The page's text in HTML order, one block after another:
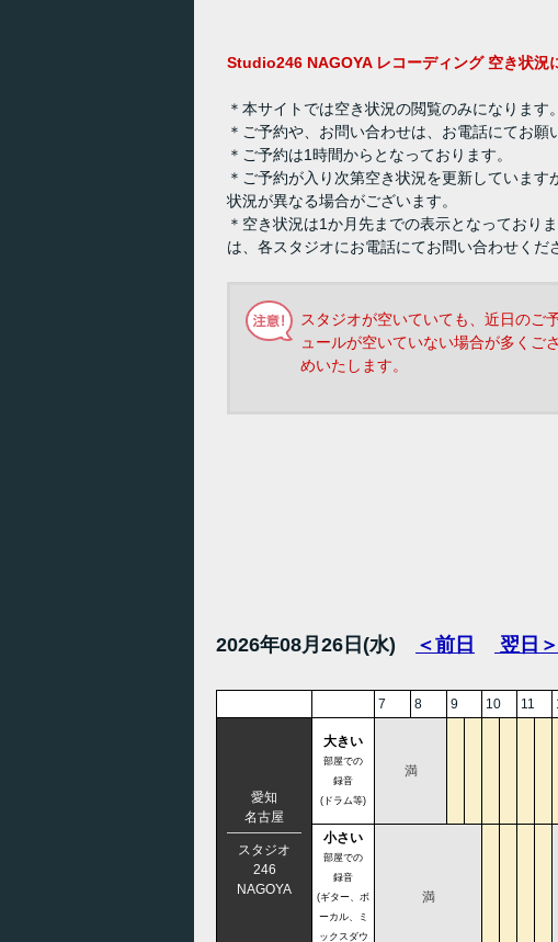
Studio246 NAGOYA レコーディング 空き状況
＊本サイトでは空き状況の閲覧のみになります
＊ご予約や、お問い合わせは、お電話にてお願
＊ご予約は1時間からとなっております。
＊ご予約が入り次第空き状況を更新していま
状況が異なる場合がございます。
＊空き状況は1か月先までの表示となっており
は、各スタジオにお電話にてお問い合わせくだ
スタジオが空いていても、近日のご
ュールが空いていない場合が多くご
めいたします。
2026年08月26日(水) ＜前日 翌日＞
7 8 9 10 11
愛知
名古屋
スタジオ
246
NAGOYA
大きい
部屋での
録音
(ドラム等)
満
小さい
部屋での
録音
(ギター、ボ
ーカル、ミ
ックスダウ
満